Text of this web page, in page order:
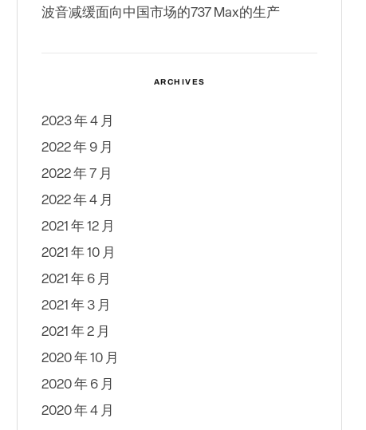
波音减缓面向中国市场的737 Max的生产
ARCHIVES
2023 年 4 月
2022 年 9 月
2022 年 7 月
2022 年 4 月
2021 年 12 月
2021 年 10 月
2021 年 6 月
2021 年 3 月
2021 年 2 月
2020 年 10 月
2020 年 6 月
2020 年 4 月